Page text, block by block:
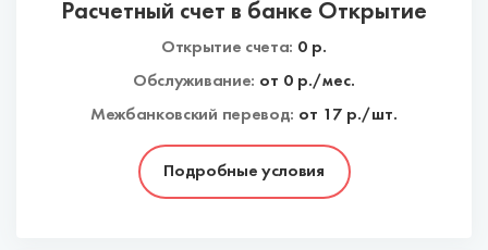
Подробные условия
Расчетный счет в банке Открытие
Открытие счета: 0 р.
Обслуживание: от 0р./мес.
Межбанковский перевод: от 17 р./шт.